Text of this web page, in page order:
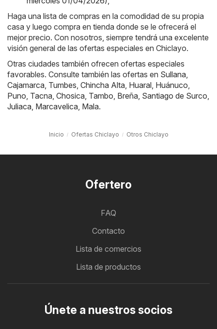
Haga una lista de compras en la comodidad de su propia
casa y luego compra en tienda donde se le ofrecerá el
mejor precio. Con nosotros, siempre tendrá una excelente
visión general de las ofertas especiales en Chiclayo.
Otras ciudades también ofrecen ofertas especiales
favorables. Consulte también las ofertas en Sullana
Cajamarca Tumbes Chincha Alta Huaral Huánuco
Puno Tacna Chosica Tambo Breña Santiago de Surco
Juliaca Marcavelica Mala.
Inicio Ofertas Chiclayo Otros Chiclayo
Ofertero
FAQ
Contacto
Lista de comercios
Lista de productos
Únete a nuestros socios